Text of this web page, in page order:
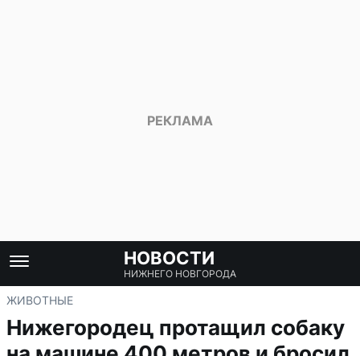
НОВОСТИ
НИЖНЕГО НОВГОРОДА
ЖИВОТНЫЕ
Нижегородец протащил собаку